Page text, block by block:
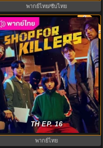
พากย์ไทย/ซับไทย
ดูซีรี่ย์ A Shop for Killers 2 ร้านลับ
นักฆ่า ซีซัน 2 (2026) ซับไทย-พากย์
ไทย
8.0 พากย์ไทย
TH EP. 16
พากย์ไทย